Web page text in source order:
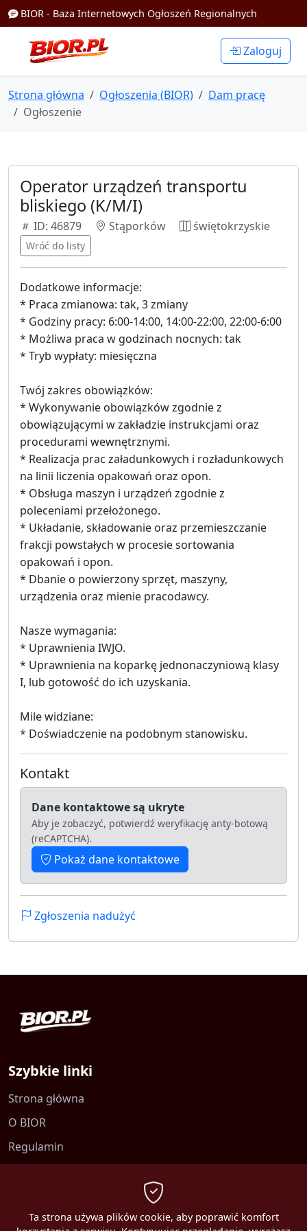
BIOR - Baza Internetowych Ogłoszeń Regionalnych
Zaloguj
Strona główna Ogłoszenia (BIOR)
Dam pracę
Ogłoszenie
Operator urządzeń transportu
bliskiego (K/M/I)
ID: 46879 Stąporków świętokrzyskie
Wróć do listy
Dodatkowe informacje:
* Praca zmianowa: tak, 3 zmiany
* Godziny pracy: 6:00-14:00, 14:00-22:00, 22:00-6:00
* Możliwa praca w godzinach nocnych: tak
* Tryb wypłaty: miesięczna
Twój zakres obowiązków:
* Wykonywanie obowiązków zgodnie z
obowiązującymi w zakładzie instrukcjami oraz
procedurami wewnętrznymi.
* Realizacja prac załadunkowych i rozładunkowych
na linii liczenia opakowań oraz opon.
* Obsługa maszyn i urządzeń zgodnie z
poleceniami przełożonego.
* Układanie, składowanie oraz przemieszczanie
frakcji powstałych w procesie sortowania
opakowań i opon.
* Dbanie o powierzony sprzęt, maszyny,
urządzenia oraz mienie pracodawcy.
Nasze wymagania:
* Uprawnienia IWJO.
* Uprawnienia na koparkę jednonaczyniową klasy
I, lub gotowość do ich uzyskania.
Mile widziane:
* Doświadczenie na podobnym stanowisku.
Kontakt
Dane kontaktowe są ukryte
Aby je zobaczyć, potwierdź weryfikację anty-botową
(reCAPTCHA).
Pokaż dane kontaktowe
Zgłoszenia nadużyć
Szybkie linki
Strona główna
O BIOR
Regulamin
Ta strona używa plików cookie, aby poprawić komfort